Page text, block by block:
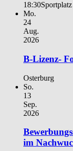
18:30
Mo.
24
Aug.
2026
B-Lizenz-
Osterburg
So.
13
Sep.
2026
im